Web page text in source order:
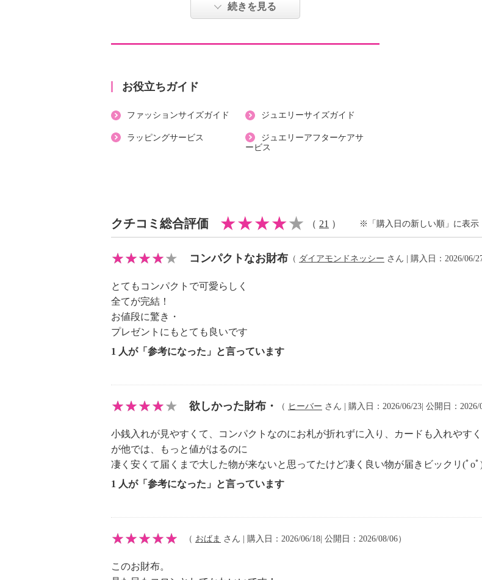
・約縦８．５ｃｍ×横１１．５ｃｍ×厚み２．５ｃｍ
・個体差あり
・中国製
続きを見る
お役立ちガイド
ファッションサイズガイド ジュエリーサイズガイド
ラッピングサービス
ジュエリーアフターケアサ
ービス
クチコミ総合評価 （ 21 ） ※「購入日の新しい順」に表示
コンパクトなお財布 （ ダイアモンドネッシー さん | 購入日：2026/06/
とてもコンパクトで可愛らしく
全てが完結！
お値段に驚き・
プレゼントにもとても良いです
1 人が「参考になった」と言っています
欲しかった財布・ （ ヒーバー さん | 購入日：2026/06/23| 公開日：2026/
小銭入れが見やすくて、コンパクトなのにお札が折れずに入り、カードも入れやす
が他では、もっと値がはるのに
凄く安くて届くまで大した物が来ないと思ってたけど凄く良い物が届きビックリ(ﾟoﾟ
1 人が「参考になった」と言っています
（ おばま さん | 購入日：2026/06/18| 公開日：2026/08/06）
このお財布。